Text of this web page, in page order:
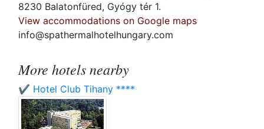
8230 Balatonfüred, Gyógy tér 1.
View accommodations on Google maps
info@spathermalhotelhungary.com
More hotels nearby
✔️ Hotel Club Tihany ****